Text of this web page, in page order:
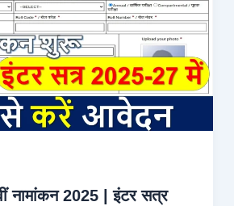
नामांकन 2025 | इंटर सत्र